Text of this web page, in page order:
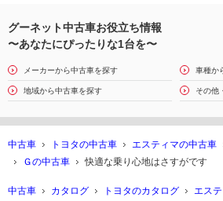
グーネット中古車お役立ち情報
〜あなたにぴったりな1台を〜
メーカーから中古車を探す 車種か
地域から中古車を探す その他
中古車 トヨタの中古車 エスティマの中古車
Ｇの中古車
快適な乗り心地はさすがです
中古車 カタログ トヨタのカタログ
エス